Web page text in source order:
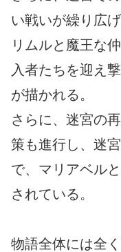
い戦いが繰り広げ
リムルと魔王な
入者たちを迎え
が描かれる。
さらに、迷宮の
策も進行し、迷
で、マリアベル
されている。
物語全体には全